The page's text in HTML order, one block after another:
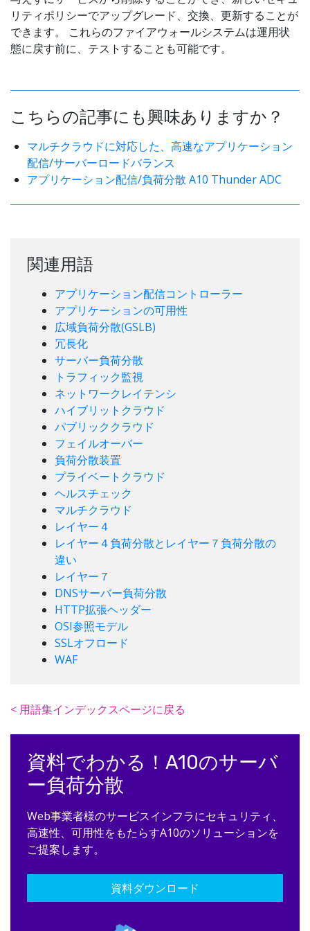
リティポリシーでアップグレード、交換、更新することが
できます。 これらのファイアウォールシステムは運用状
態に戻す前に、テストすることも可能です。
こちらの記事にも興味ありますか？
マルチクラウドに対応した、高速なアプリケーション
配信/サーバーロードバランス
アプリケーション配信/負荷分散 A10 Thunder ADC
関連用語
アプリケーション配信コントローラー
アプリケーションの可用性
広域負荷分散(GSLB)
冗長化
サーバー負荷分散
トラフィック監視
ネットワークレイテンシ
ハイブリットクラウド
パブリッククラウド
フェイルオーバー
負荷分散装置
プライベートクラウド
ヘルスチェック
マルチクラウド
レイヤー４
レイヤー４負荷分散とレイヤー７負荷分散の
違い
レイヤー７
DNSサーバー負荷分散
HTTP拡張ヘッダー
OSI参照モデル
SSLオフロード
WAF
< 用語集インデックスページに戻る
資料でわかる！A10のサーバ
ー負荷分散
Web事業者様のサービスインフラにセキュリティ、
高速性、可用性をもたらすA10のソリューションを
ご提案します。
資料ダウンロード